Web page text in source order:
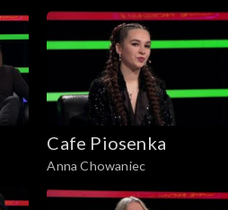
Cafe Piosenka
Anna Chowaniec